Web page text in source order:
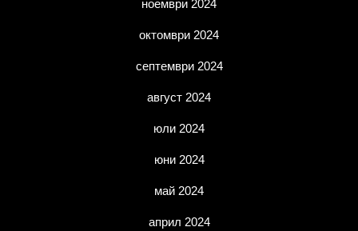
ноември 2024
октомври 2024
септември 2024
август 2024
юли 2024
юни 2024
май 2024
април 2024